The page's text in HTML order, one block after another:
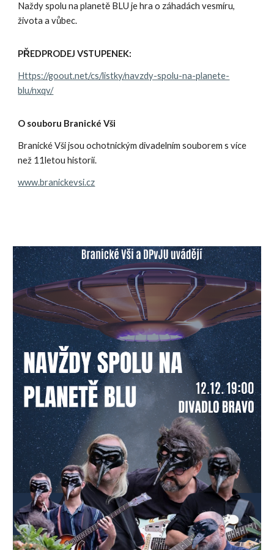
Naždy spolu na planetě BLU je hra o záhadách vesmíru,
života a vůbec.
PŘEDPRODEJ VSTUPENEK:
Https://goout.net/cs/listky/navzdy-spolu-na-planete-
blu/nxqv/
O souboru Branické Vši
Branické Vši jsou ochotnickým divadelním souborem s více
než 11letou historií.
www.branickevsi.cz